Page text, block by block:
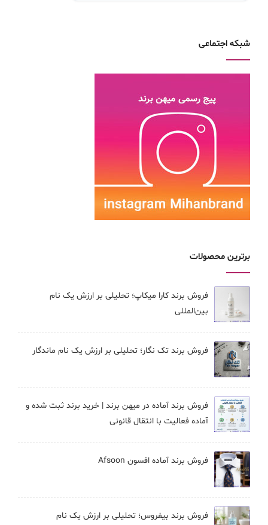
شبکه اجتماعی
برترین محصولات
فروش برند کارا ميكاپ؛ تحلیلی بر ارزش یک نام
بین‌المللی
فروش برند تک نگار؛ تحلیلی بر ارزش یک نام ماندگار
فروش برند آماده در میهن برند | خرید برند ثبت شده و
آماده فعالیت با انتقال قانونی
فروش برند آماده افسون Afsoon
فروش برند بيفروس؛ تحلیلی بر ارزش یک نام